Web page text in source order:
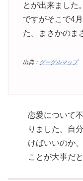
とが出来ました
ですがそこで4
た。まさかのま
出典： グーグルマップ
恋愛について
りました。自
けばいいのか
ことが大事だ